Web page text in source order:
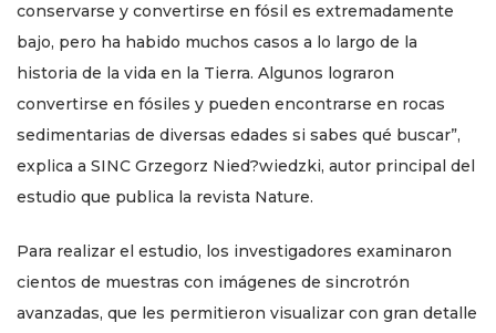
conservarse y convertirse en fósil es extremadamente
bajo, pero ha habido muchos casos a lo largo de la
historia de la vida en la Tierra. Algunos lograron
convertirse en fósiles y pueden encontrarse en rocas
sedimentarias de diversas edades si sabes qué buscar”,
explica a SINC Grzegorz Nied?wiedzki, autor principal del
estudio que publica la revista Nature.
Para realizar el estudio, los investigadores examinaron
cientos de muestras con imágenes de sincrotrón
avanzadas, que les permitieron visualizar con gran detalle